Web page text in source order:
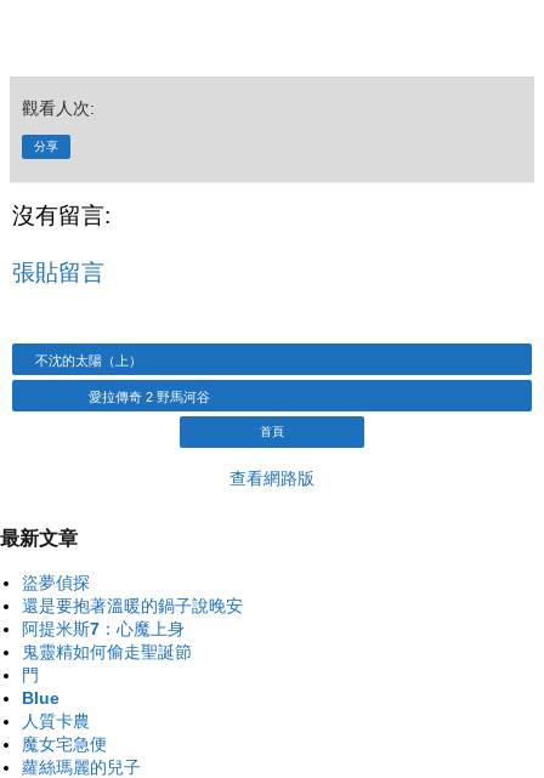
觀看人次:
分享
沒有留言:
張貼留言
不沈的太陽（上）
愛拉傳奇 2 野馬河谷
首頁
查看網路版
最新文章
盜夢偵探
還是要抱著溫暖的鍋子說晚安
阿提米斯7：心魔上身
鬼靈精如何偷走聖誕節
門
Blue
人質卡農
魔女宅急便
蘿絲瑪麗的兒子